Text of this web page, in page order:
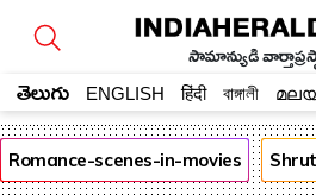
సామాన్యుడి
తెలుగు ENGLISH हिंदी বাঙ্গালী
Romance-scenes-in-movies